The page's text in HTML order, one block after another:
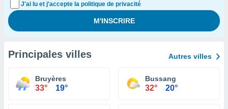
J'ai lu et j'accepte la politique de privacité
Principales villes Autres villes
Bruyères
33° 19°
Bussang
32° 20°